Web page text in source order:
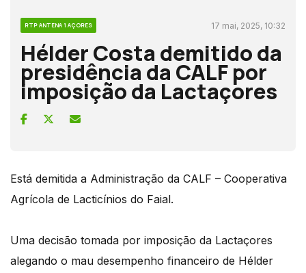
RTP ANTENA 1 AÇORES 17 mai, 2025, 10:32
Hélder Costa demitido da
presidência da CALF por
imposição da Lactaçores
Está demitida a Administração da CALF – Cooperativa
Agrícola de Lacticínios do Faial.
Uma decisão tomada por imposição da Lactaçores
alegando o mau desempenho financeiro de Hélder